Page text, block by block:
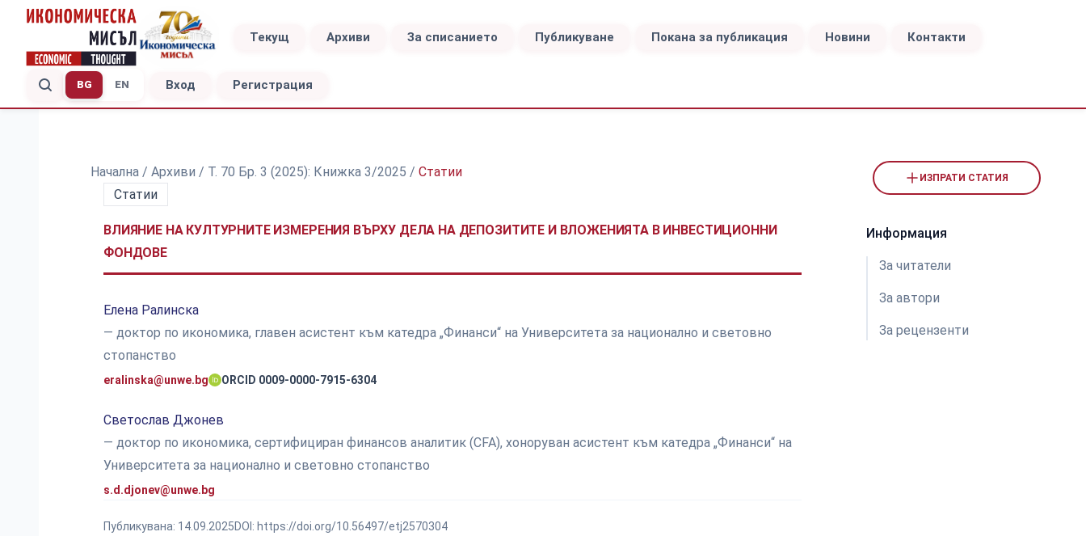
Текущ Архиви За списанието Публикуване Покана за публикация Новини Контакти
BG EN Вход Регистрация
Начална / Архиви / Т. 70 Бр. 3 (2025): Книжка 3/2025 / Статии
Статии
ВЛИЯНИЕ НА КУЛТУРНИТЕ ИЗМЕРЕНИЯ ВЪРХУ ДЕЛА НА ДЕПОЗИТИТЕ И ВЛОЖЕНИЯТА В ИНВЕСТИЦИОННИ
ФОНДОВЕ
Елена Ралинска
— доктор по икономика, главен асистент към катедра „Финанси“ на Университета за национално и световно
стопанство
eralinska@unwe.bg ORCID 0009-0000-7915-6304
Светослав Джонев
— доктор по икономика, сертифициран финансов аналитик (CFA), хоноруван асистент към катедра „Финанси“ на
Университета за национално и световно стопанство
s.d.djonev@unwe.bg
Публикувана: 14.09.2025DOI: https://doi.org/10.56497/etj2570304
ИЗПРАТИ СТАТИЯ
Информация
За читатели
За автори
За рецензeнти